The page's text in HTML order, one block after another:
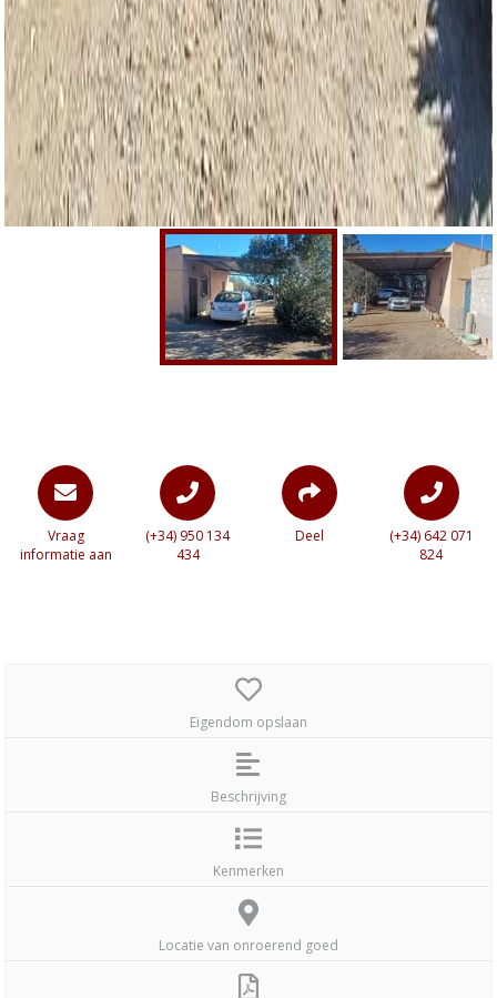
Vraag
informatie aan
(+34) 950 134
434
Deel
(+34) 642 071
824
Eigendom opslaan
Beschrijving
Kenmerken
Locatie van onroerend goed